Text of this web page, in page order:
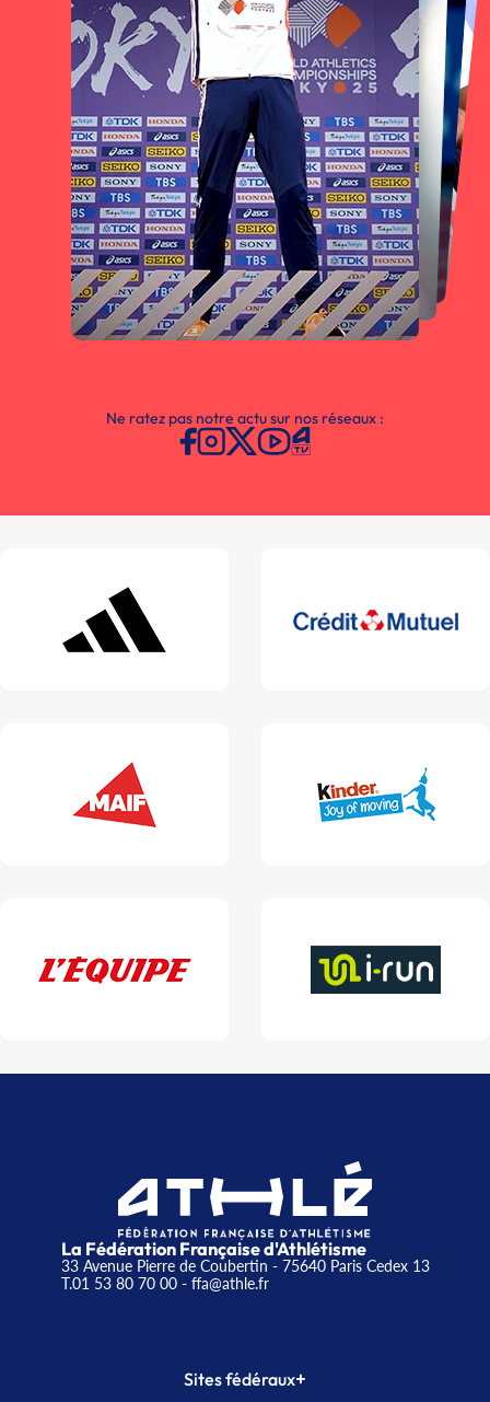
Ne ratez pas notre actu sur nos réseaux :
La Fédération Française d'Athlétisme
33 Avenue Pierre de Coubertin - 75640 Paris Cedex 13
T.01 53 80 70 00- ffa@athle.fr
Sites fédéraux+